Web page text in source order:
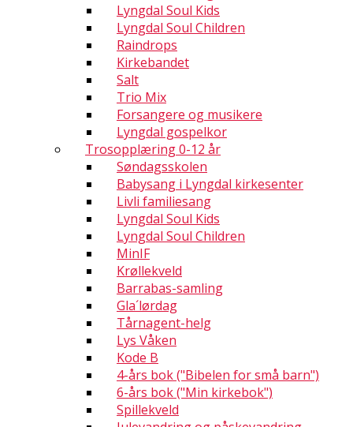
Lyngdal Soul Kids
Lyngdal Soul Children
Raindrops
Kirkebandet
Salt
Trio Mix
Forsangere og musikere
Lyngdal gospelkor
Trosopplæring 0-12 år
Søndagsskolen
Babysang i Lyngdal kirkesenter
Livli familiesang
Lyngdal Soul Kids
Lyngdal Soul Children
MinIF
Krøllekveld
Barrabas-samling
Gla´lørdag
Tårnagent-helg
Lys Våken
Kode B
4-års bok ("Bibelen for små barn")
6-års bok ("Min kirkebok")
Spillekveld